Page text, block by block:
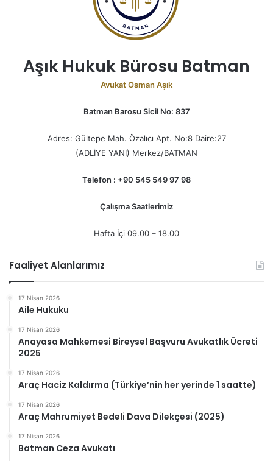
Aşık Hukuk Bürosu Batman
Avukat Osman Aşık
Batman Barosu Sicil No: 837
Adres: Gültepe Mah. Özalıcı Apt. No:8 Daire:27
(ADLİYE YANI) Merkez/BATMAN
Telefon : +90 545 549 97 98
Çalışma Saatlerimiz
Hafta İçi 09.00 – 18.00
Faaliyet Alanlarımız
17 Nisan 2026
Aile Hukuku
17 Nisan 2026
Anayasa Mahkemesi Bireysel Başvuru Avukatlık Ücreti
2025
17 Nisan 2026
Araç Haciz Kaldırma (Türkiye’nin her yerinde 1 saatte)
17 Nisan 2026
Araç Mahrumiyet Bedeli Dava Dilekçesi (2025)
17 Nisan 2026
Batman Ceza Avukatı